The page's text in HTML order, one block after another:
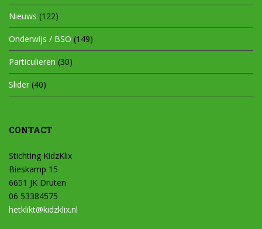
Nieuws (122)
Onderwijs / BSO (149)
Particulieren (30)
Slider (40)
CONTACT
Stichting KidzKlix
Bieskamp 15
6651 JK Druten
06 53384575
hetklikt@kidzklix.nl